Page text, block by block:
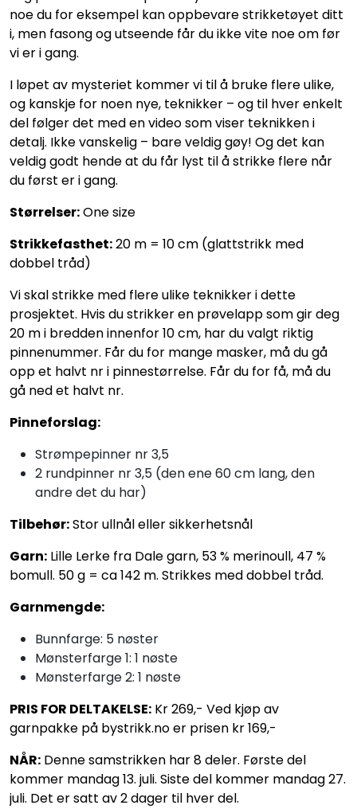
noe du for eksempel kan oppbevare strikketøyet ditt
i, men fasong og utseende får du ikke vite noe om før
vi er i gang.
I løpet av mysteriet kommer vi til å bruke flere ulike,
og kanskje for noen nye, teknikker – og til hver enkelt
del følger det med en video som viser teknikken i
detalj. Ikke vanskelig – bare veldig gøy! Og det kan
veldig godt hende at du får lyst til å strikke flere når
du først er i gang.
Størrelser:One size
Strikkefasthet:20 m = 10 cm (glattstrikk med
dobbel tråd)
Vi skal strikke med flere ulike teknikker i dette
prosjektet. Hvis du strikker en prøvelapp som gir deg
20 m i bredden innenfor 10 cm, har du valgt riktig
pinnenummer. Får du for mange masker, må du gå
opp et halvt nr i pinnestørrelse. Får du for få, må du
gå ned et halvt nr.
Pinneforslag:
Strømpepinner nr 3,5
2 rundpinner nr 3,5 (den ene 60 cm lang, den
andre det du har)
Tilbehør:Stor ullnål eller sikkerhetsnål
Garn: Lille Lerke fra Dale garn, 53 % merinoull, 47 %
bomull. 50 g = ca 142 m. Strikkes med dobbel tråd.
Garnmengde:
Bunnfarge: 5 nøster
Mønsterfarge 1: 1 nøste
Mønsterfarge 2: 1 nøste
PRIS FOR DELTAKELSE: Kr 269,- Ved kjøp av
garnpakke på bystrikk.no er prisen kr 169,-
NÅR: Denne samstrikken har 8 deler. Første del
kommer mandag 13. juli. Siste del kommer mandag 27.
juli. Det er satt av 2 dager til hver del.